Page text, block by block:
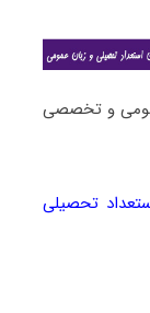
و تخصصی
تحصیلی